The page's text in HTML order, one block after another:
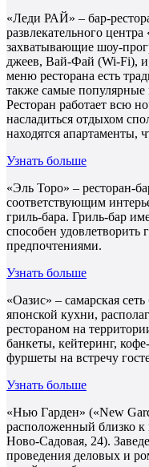
«Леди РАЙ» – бар-
развлекательного
захватывающие шоу-
джеев, Вай-Фай (Wi-Fi),
меню ресторана есть
также самые популярные
Ресторан работает всю
насладиться отдыхом
находятся апартаменты,
Узнать больше
«Эль Торо» – ресторан-
соответствующим
гриль-бара. Гриль-бар
способен
предпочтениями.
Узнать больше
«Оазис» – самарская
японской кухни,
рестораном на
банкеты, кейтеринг,
фуршеты на встречу
Узнать больше
«Нью Гарден» («New
расположенный близко к
Ново-Садовая, 24).
проведения деловых и